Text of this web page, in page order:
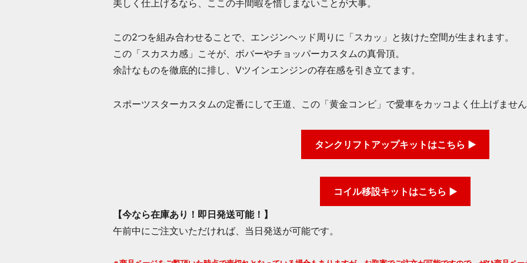
美しく仕上げるなら、ここの手間暇を惜しまないことが大事。
この2つを組み合わせることで、エンジンヘッド周りに「スカッ」と抜けた空間が生まれます。
この「スカスカ感」こそが、ボバーやチョッパーカスタムの真骨頂。
余計なものを徹底的に排し、Vツインエンジンの存在感を引き立てます。
スポーツスターカスタムの定番にして王道、この「黄金コンビ」で愛車をカッコよく仕上げませ
タンクリフトアップキットはこちら ▶
コイル移設キットはこちら ▶
【今なら在庫あり！即日発送可能！ 】
午前中にご注文いただければ、当日発送が可能です。